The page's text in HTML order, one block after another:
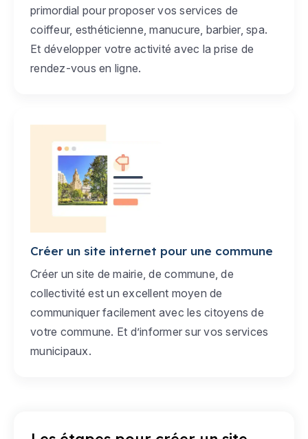
primordial pour proposer vos services de
coiffeur, esthéticienne, manucure, barbier, spa.
Et développer votre activité avec la prise de
rendez-vous en ligne.
Créer un site internet pour une commune
Créer un site de mairie, de commune, de
collectivité est un excellent moyen de
communiquer facilement avec les citoyens de
votre commune. Et d’informer sur vos services
municipaux.